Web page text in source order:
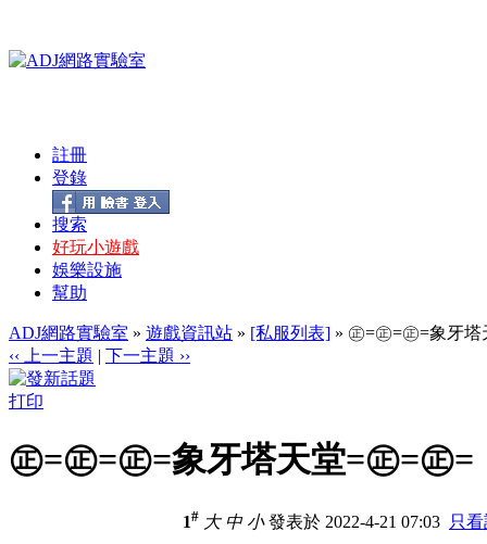
註冊
登錄
搜索
好玩小遊戲
娛樂設施
幫助
ADJ網路實驗室 » 遊戲資訊站 » [私服列表] » ㊣=㊣=㊣=象牙
‹‹ 上一主題 | 下一主題 ››
打印
㊣=㊣=㊣=象牙塔天堂=㊣=㊣=
1# 大 中 小發表於 2022-4-21 07:03 只